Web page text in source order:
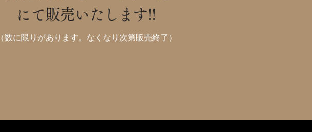
にて販売いたします!!
（数に限りがあります。なくなり次第販売終了）